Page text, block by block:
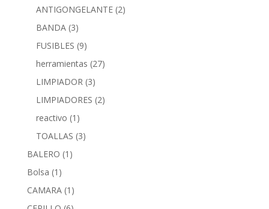
ANTIGONGELANTE (2)
BANDA (3)
FUSIBLES (9)
herramientas (27)
LIMPIADOR (3)
LIMPIADORES (2)
reactivo (1)
TOALLAS (3)
BALERO (1)
Bolsa (1)
CAMARA (1)